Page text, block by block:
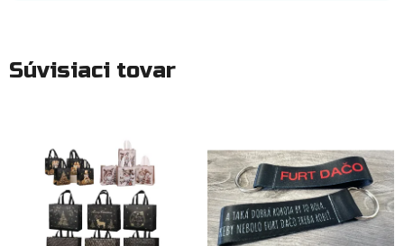
Súvisiaci tovar